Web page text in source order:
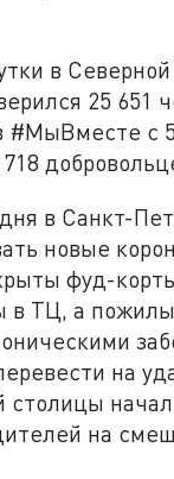
в
25 651
#МыВместе с
в Санкт-
новые
фуд-
в ТЦ, а
на
на